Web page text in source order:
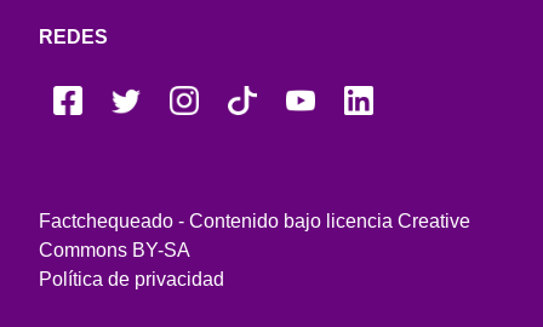
REDES
Factchequeado - Contenido bajo licencia Creative
Commons BY-SA
Política de privacidad